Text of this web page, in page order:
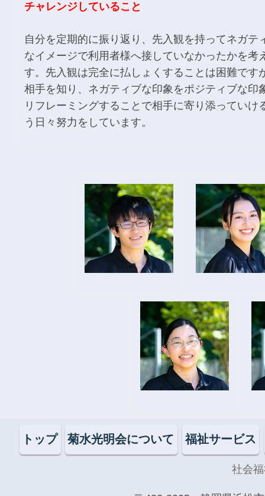
チャレンジしていること
自分を定期的に振り返り、先入観を持ってネガテ
なイメージで利用者様へ接していなかったかを考
す。先入観は完全に払しょくすることは困難です
相手を知り、ネガティブな印象をポジティブな印
リフレーミングすることで相手に寄り添っていけ
う日々努力をしています。
トップ 菊水光明会について 福祉サービス
社会